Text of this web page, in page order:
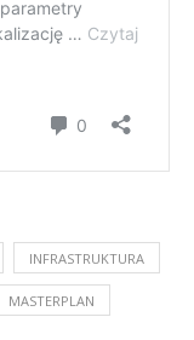
INFRASTRUKTURA
MASTERPLAN